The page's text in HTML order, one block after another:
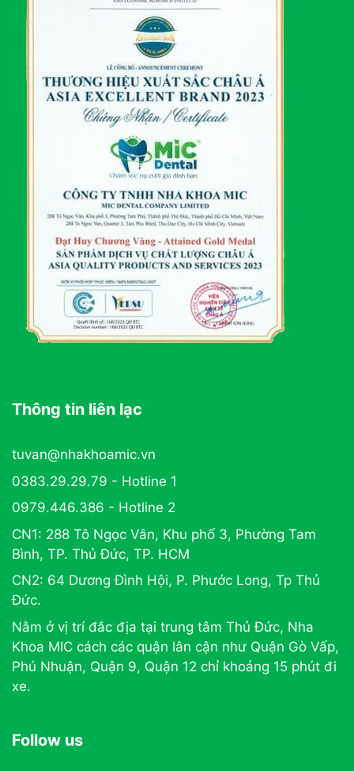
Thông tin liên lạc
tuvan@nhakhoamic.vn
0383.29.29.79 - Hotline 1
0979.446.386 - Hotline 2
CN1: 288 Tô Ngọc Vân, Khu phố 3, Phường Tam
Bình, TP. Thủ Đức, TP. HCM
CN2: 64 Dương Đình Hội, P. Phước Long, Tp Thủ
Đức.
Nằm ở vị trí đắc địa tại trung tâm Thủ Đức, Nha
Khoa MIC cách các quận lân cận như Quận Gò Vấp,
Phú Nhuận, Quận 9, Quận 12 chỉ khoảng 15 phút đi
xe.
Follow us